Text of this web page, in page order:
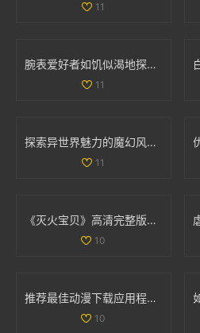
11
腕表爱好者如饥似渴地探索la.vorace品牌魅力与精品
11
探索异世界魅力的魔幻风格手游排行榜与推荐游戏
11
《灭火宝贝》高清完整版在线观影全攻略与资源分享
10
推荐最佳动漫下载应用程序，尽享精彩动漫世界
10